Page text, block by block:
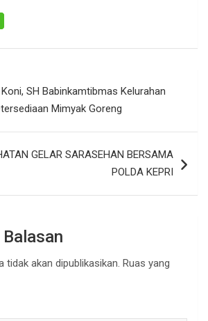
SH Babinkamtibmas Kelurahan
Mimyak Goreng
GELAR SARASEHAN BERSAMA
POLDA KEPRI
tidak akan dipublikasikan. Ruas yang